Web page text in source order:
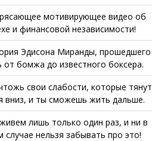
мотивирующее видео об
и финансовой независимости!
Эдисона Миранды, прошедшего
от бомжа до известного боксера.
свои слабости, которые тянут
вниз, и ты сможешь жить дальше.
лишь только один раз, и ни в
случае нельзя забывать про это!